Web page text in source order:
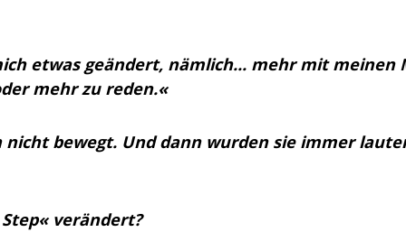
etwas geändert, nämlich... mehr mit meinen
mehr zu reden.«
bewegt. Und dann wurden sie immer
verändert?